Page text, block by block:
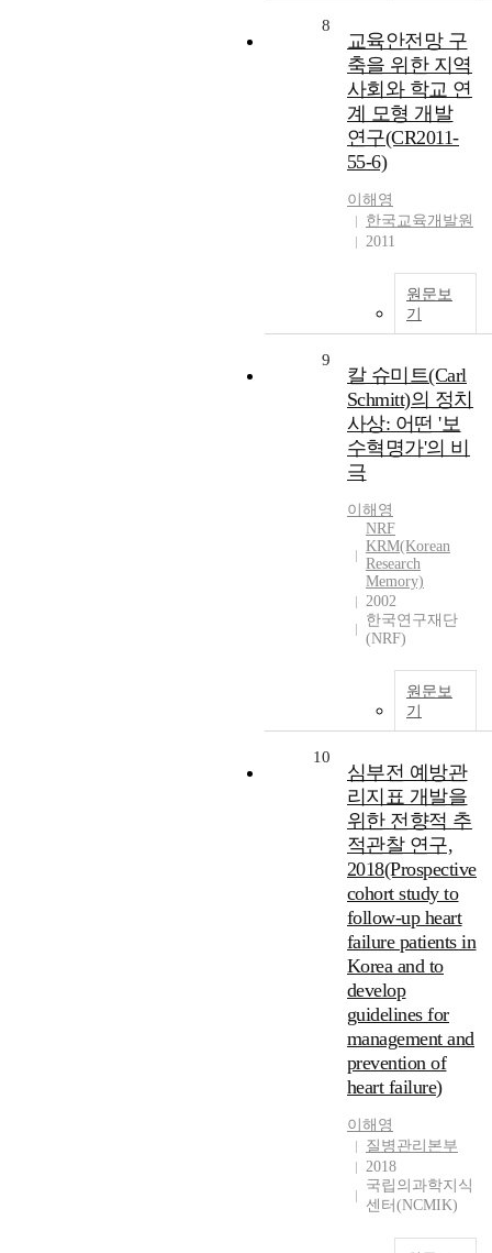
8
교육안전망 구
축을 위한 지역
사회와 학교 연
계 모형 개발
연구(CR2011-
55-6)
이해영
한국교육개발원
2011
원문보
기
9
칼 슈미트(Carl
Schmitt)의 정치
사상: 어떤 '보
수혁명가'의 비
극
이해영
NRF
KRM(Korean
Research
Memory)
2002
한국연구재단
(NRF)
원문보
기
10
심부전 예방관
리지표 개발을
위한 전향적 추
적관찰 연구,
2018(Prospective
cohort study to
follow-up heart
failure patients in
Korea and to
develop
guidelines for
management and
prevention of
heart failure)
이해영
질병관리본부
2018
국립의과학지식
센터(NCMIK)